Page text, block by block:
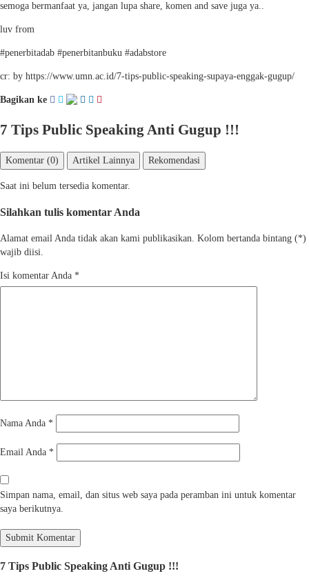
semoga bermanfaat ya, jangan lupa share, komen and save juga ya..
luv from
#penerbitadab #penerbitanbuku #adabstore
cr: by https://www.umn.ac.id/7-tips-public-speaking-supaya-enggak-gugup/
Bagikan ke
7 Tips Public Speaking Anti Gugup !!!
Komentar (0) Artikel Lainnya Rekomendasi
Saat ini belum tersedia komentar.
Silahkan tulis komentar Anda
Alamat email Anda tidak akan kami publikasikan. Kolom bertanda bintang (*)
wajib diisi.
Isi komentar Anda *
Nama Anda *
Email Anda *
Simpan nama, email, dan situs web saya pada peramban ini untuk komentar
saya berikutnya.
7 Tips Public Speaking Anti Gugup !!!